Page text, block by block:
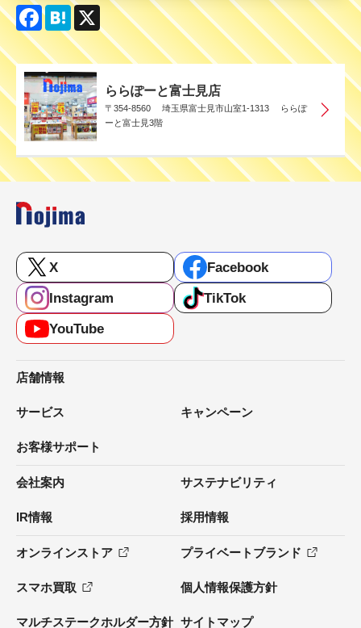
Facebook
Hatena
X
ららぽーと富士見店
〒354-8560 埼玉県富士見市山室1-1313 ららぽ
ーと富士見3階
X
Facebook
Instagram
TikTok
YouTube
店舗情報
サービス キャンペーン
お客様サポート
会社案内 サステナビリティ
IR情報 採用情報
オンラインストア プライベートブランド
スマホ買取 個人情報保護方針
マルチステークホルダー方針 サイトマップ